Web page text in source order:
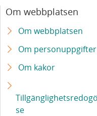
Ny teknik ger
ögonsjukdom
Sveriges första
Milstolpe för
Om webbplatsen
Om webbplatsen
Om personuppgifter
Om kakor
se